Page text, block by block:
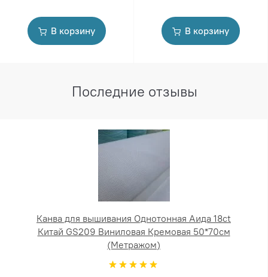
В корзину В корзину
Последние отзывы
Канва для вышивания Однотонная Аида 18ct
Китай GS209 Виниловая Кремовая 50*70см
(Метражом)